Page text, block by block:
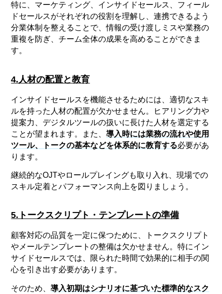
特に、マーケティング、インサイドセールス、フィール
ドセールスがそれぞれの役割を理解し、連携できるよう
分業体制を整えることで、情報の受け渡しミスや業務の
重複を防ぎ、チーム全体の成果を高めることができま
す。
4.人材の配置と教育
インサイドセールスを機能させるためには、適切なスキ
ルを持った人材の配置が欠かせません。ヒアリング力や
提案力、デジタルツールの扱いに長けた人材を選定する
ことが望まれます。また、導入時には業務の流れや使用
ツール、トークの基本などを体系的に教育する必要があ
ります。
継続的なOJTやロールプレイングも取り入れ、現場での
スキル定着とパフォーマンス向上を図りましょう。
5.トークスクリプト・テンプレートの準備
顧客対応の品質を一定に保つために、トークスクリプト
やメールテンプレートの整備は欠かせません。特にイン
サイドセールスでは、限られた時間で効果的に相手の関
心を引き出す必要があります。
そのため、導入初期はシナリオに基づいた標準的なスク